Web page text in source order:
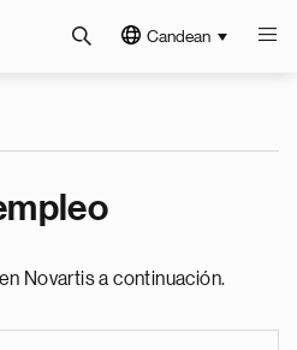
Candean
Novartis a continuación.